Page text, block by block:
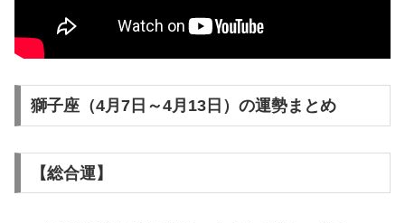
獅子座（4月7日～4月13日）の運勢まとめ
【総合運】